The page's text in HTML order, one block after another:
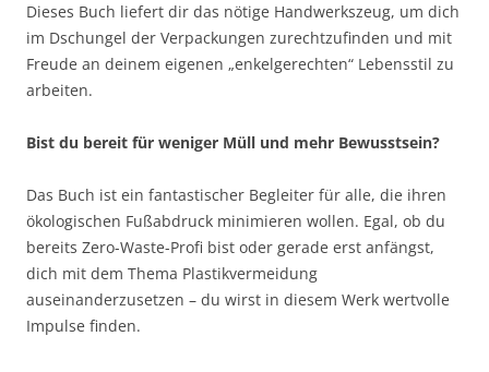
Dieses Buch liefert dir das nötige Handwerkszeug, um dich
im Dschungel der Verpackungen zurechtzufinden und mit
Freude an deinem eigenen „enkelgerechten“ Lebensstil zu
arbeiten.
Bist du bereit für weniger Müll und mehr Bewusstsein?
Das Buch ist ein fantastischer Begleiter für alle, die ihren
ökologischen Fußabdruck minimieren wollen. Egal, ob du
bereits Zero-Waste-Profi bist oder gerade erst anfängst,
dich mit dem Thema Plastikvermeidung
auseinanderzusetzen – du wirst in diesem Werk wertvolle
Impulse finden.